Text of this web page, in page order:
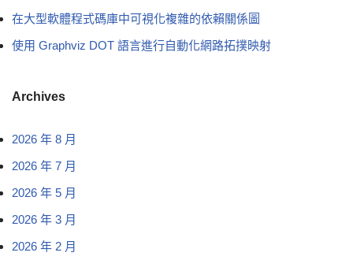
在大型軟體程式碼庫中可視化複雜的依賴關係圖
使用 Graphviz DOT 語言進行自動化網路拓撲映射
Archives
2026 年 8 月
2026 年 7 月
2026 年 5 月
2026 年 3 月
2026 年 2 月